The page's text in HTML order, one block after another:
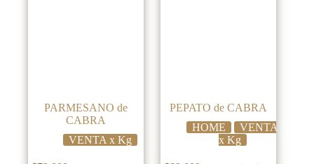
PARMESANO de
CABRA
VENTA x Kg
PEPATO de CABRA
HOME
VENTA
x Kg